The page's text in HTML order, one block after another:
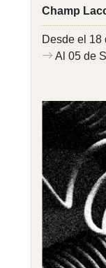
Champ
Desde el 18
Al 05 de